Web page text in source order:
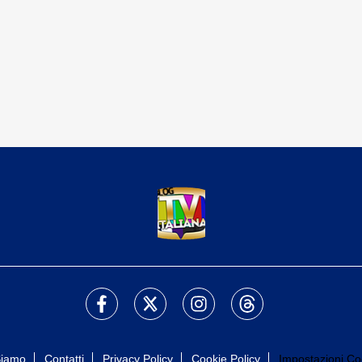
Contatti Privacy Policy Cookie Policy Impostazioni